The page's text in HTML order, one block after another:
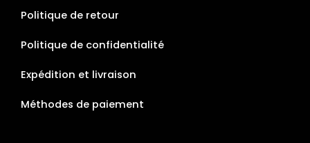
Politique de retour
Politique de confidentialité
Expédition et livraison
Méthodes de paiement